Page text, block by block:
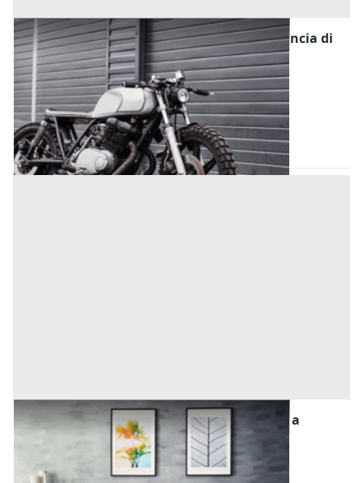
Motoveicolo o Ciclomotore all'asta in provincia di
Padova
(Padova)
Offerta minima
1.266 € 1.688 €
Codice asta:b88593ae
13/10/2026
Quote di Partecipazione Societaria all'asta a
Vigonza
53.000 €